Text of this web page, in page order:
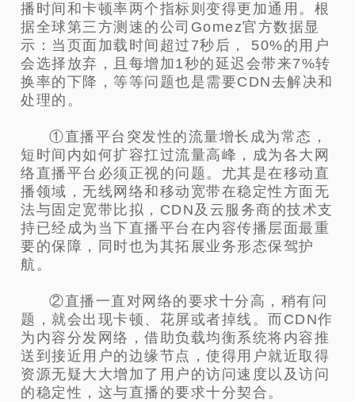
播时间和卡顿率两个指标则变得更加通用。根
据全球第三方测速的公司Gomez官方数据显
示：当页面加载时间超过7秒后， 50%的用户
会选择放弃，且每增加1秒的延迟会带来7%转
换率的下降，等等问题也是需要CDN去解决和
处理的。
①直播平台突发性的流量增长成为常态，
短时间内如何扩容扛过流量高峰，成为各大网
络直播平台必须正视的问题。尤其是在移动直
播领域，无线网络和移动宽带在稳定性方面无
法与固定宽带比拟，CDN及云服务商的技术支
持已经成为当下直播平台在内容传播层面最重
要的保障，同时也为其拓展业务形态保驾护
航。
②直播一直对网络的要求十分高，稍有问
题，就会出现卡顿、花屏或者掉线。而CDN作
为内容分发网络，借助负载均衡系统将内容推
送到接近用户的边缘节点，使得用户就近取得
资源无疑大大增加了用户的访问速度以及访问
的稳定性，这与直播的要求十分契合。